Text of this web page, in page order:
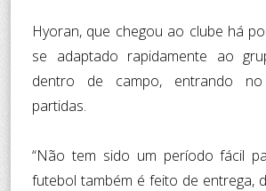
Hyoran, que chegou ao clube há
se adaptado rapidamente ao
dentro de campo, entrando
partidas.
“Não tem sido um período fácil
futebol também é feito de entrega,